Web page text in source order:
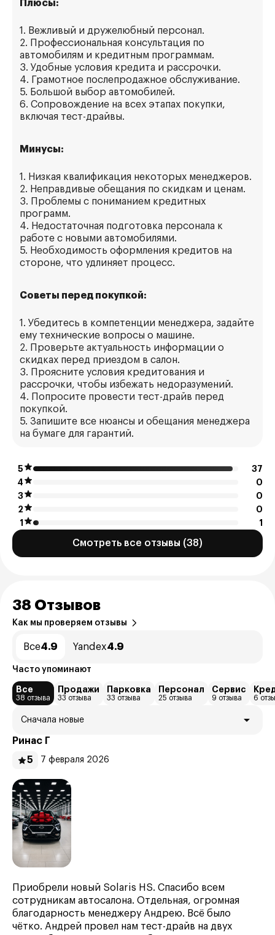
Плюсы:
1. Вежливый и дружелюбный персонал.
2. Профессиональная консультация по
автомобилям и кредитным программам.
3. Удобные условия кредита и рассрочки.
4. Грамотное послепродажное обслуживание.
5. Большой выбор автомобилей.
6. Сопровождение на всех этапах покупки,
включая тест-драйвы.
Минусы:
1. Низкая квалификация некоторых менеджеров.
2. Неправдивые обещания по скидкам и ценам.
3. Проблемы с пониманием кредитных
программ.
4. Недостаточная подготовка персонала к
работе с новыми автомобилями.
5. Необходимость оформления кредитов на
стороне, что удлиняет процесс.
Советы перед покупкой:
1. Убедитесь в компетенции менеджера, задайте
ему технические вопросы о машине.
2. Проверьте актуальность информации о
скидках перед приездом в салон.
3. Проясните условия кредитования и
рассрочки, чтобы избежать недоразумений.
4. Попросите провести тест-драйв перед
покупкой.
5. Запишите все нюансы и обещания менеджера
на бумаге для гарантий.
5
37
4
0
3
0
2
0
1
1
Смотреть все отзывы (38)
38 Отзывов
Как мы проверяем отзывы
Все4.9 Yandex4.9
Часто упоминают
Все
38 отзыва
Продажи
33 отзыва
Парковка
33 отзыва
Персонал
25 отзыва
Сервис
9 отзыва 6
Сначала новые
Ринас Г
5
7 февраля 2026
Приобрели новый Solaris HS. Спасибо всем
сотрудникам автосалона. Отдельная, огромная
благодарность менеджеру Андрею. Всё было
чётко. Андрей провел нам тест-драйв на двух